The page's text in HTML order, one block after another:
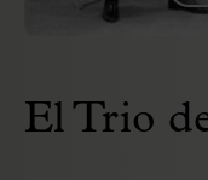
El Trio